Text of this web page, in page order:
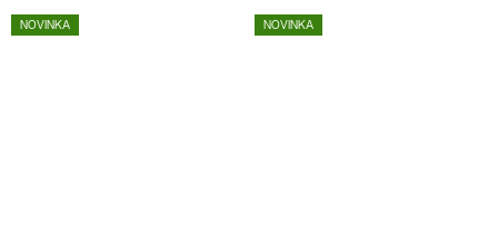
NOVINKA NOVINKA